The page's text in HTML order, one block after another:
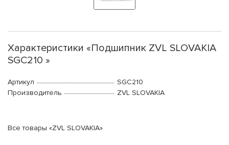
Характеристики «Подшипник ZVL SLOVAKIA
SGC210 »
Артикул
SGC210
Производитель
ZVL SLOVAKIA
Все товары «ZVL SLOVAKIA»